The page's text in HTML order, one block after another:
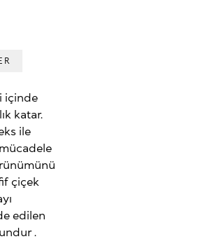
içinde
katar.
ile
çiçek
edilen
.